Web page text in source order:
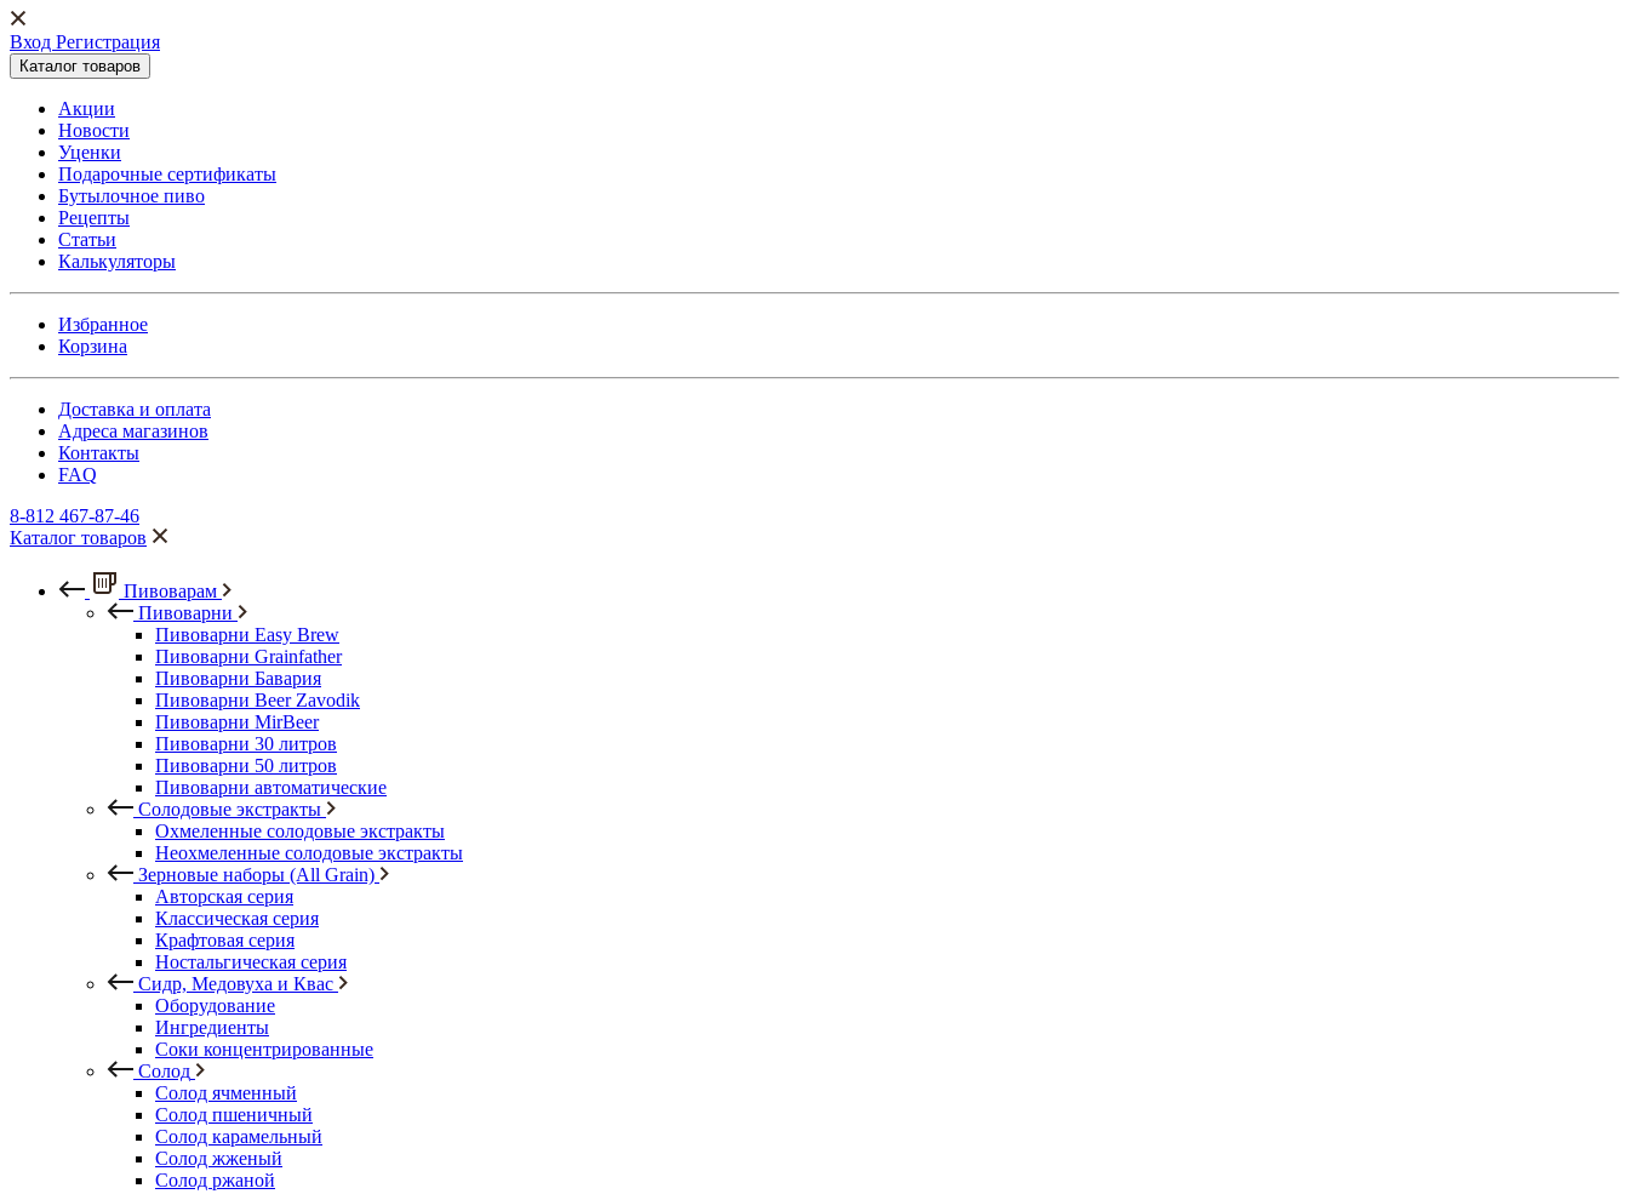
Вход Регистрация
Каталог товаров
Акции
Новости
Уценки
Подарочные сертификаты
Бутылочное пиво
Рецепты
Статьи
Калькуляторы
Избранное
Корзина
Доставка и оплата
Адреса магазинов
Контакты
FAQ
8-812 467-87-46
Каталог товаров
Пивоварам
Пивоварни
Пивоварни Easy Brew
Пивоварни Grainfather
Пивоварни Бавария
Пивоварни Beer Zavodik
Пивоварни MirBeer
Пивоварни 30 литров
Пивоварни 50 литров
Пивоварни автоматические
Солодовые экстракты
Охмеленные солодовые экстракты
Неохмеленные солодовые экстракты
Зерновые наборы (All Grain)
Авторская серия
Классическая серия
Крафтовая серия
Ностальгическая серия
Сидр, Медовуха и Квас
Оборудование
Ингредиенты
Соки концентрированные
Солод
Солод ячменный
Солод пшеничный
Солод карамельный
Солод жженый
Солод ржаной